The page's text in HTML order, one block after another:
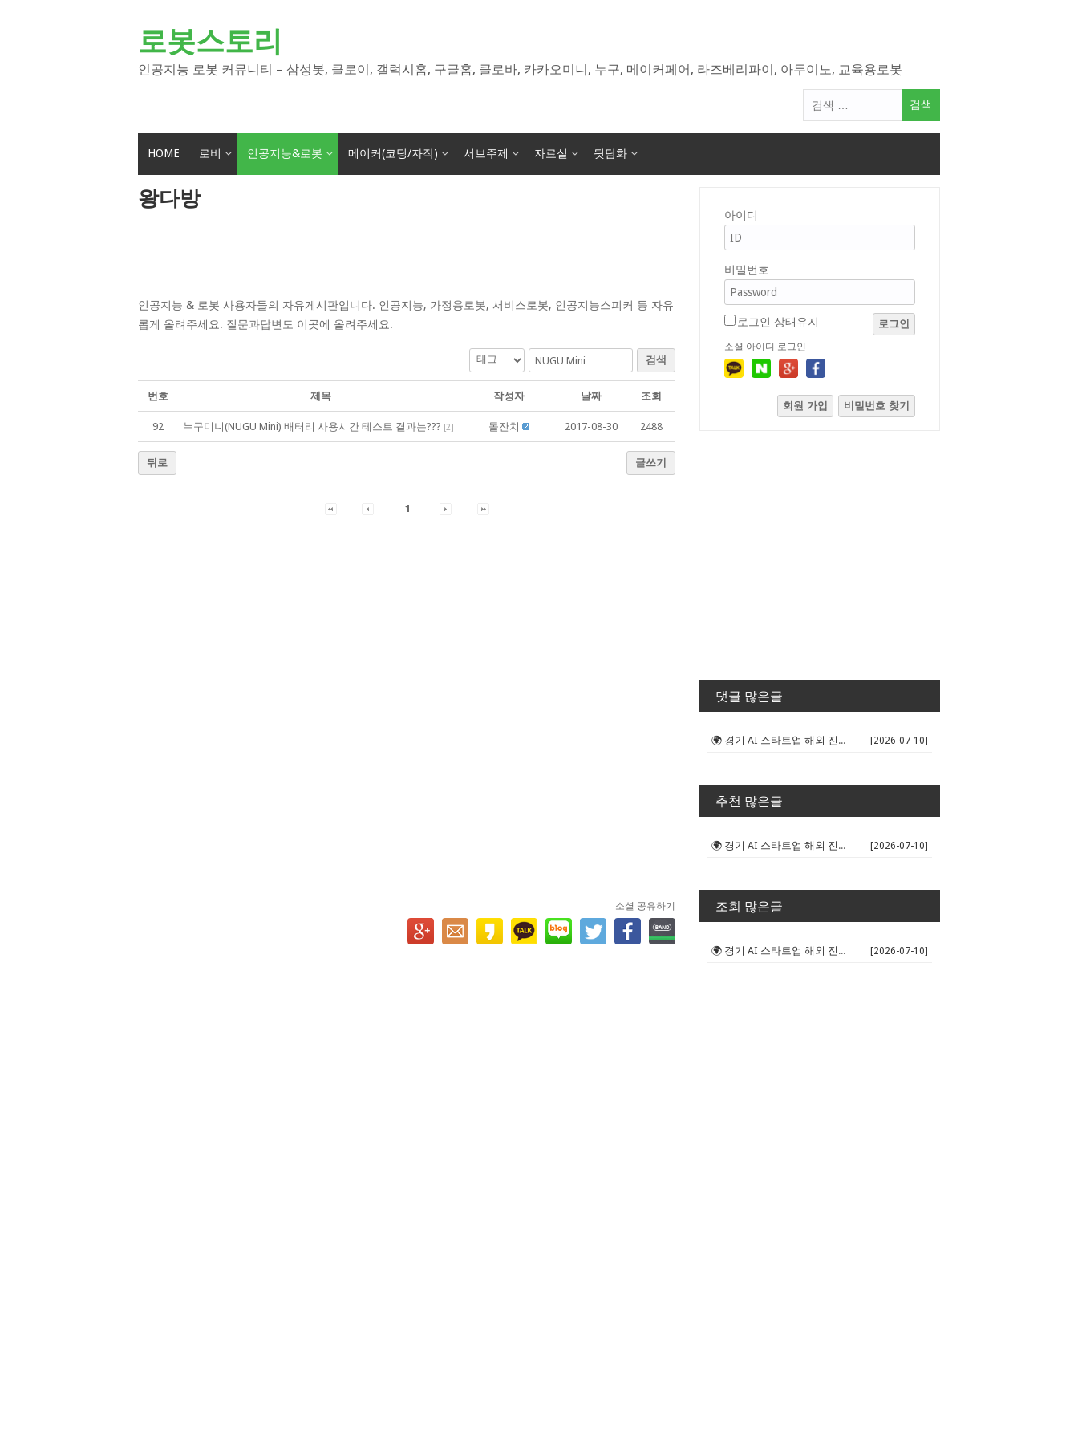
로봇스토리
인공지능 로봇 커뮤니티 – 삼성봇, 클로이, 갤럭시홈, 구글홈, 클로바, 카카오미니, 누구, 메이커페어, 라즈베리파이, 아두이노, 교육용로봇
색
HOME 로비 인공지능&로봇 메이커(코딩/자작) 서브주제 자료실 뒷담화
왕다방
인공지능 & 로봇 사용자들의 자유게시판입니다. 인공지능, 가정용로봇, 서비스로봇, 인공지능스피커 등 자유
롭게 올려주세요. 질문과답변도 이곳에 올려주세요.
검색
번호 제목 작성자 날짜 조회
92 누구미니(NUGU Mini) 배터리 사용시간 테스트 결과는??? [2] 돌잔치 2017-08-30 2488
뒤로 글쓰기
1
소셜 공유하기
아이디
비밀번호
로그인 상태유지 로그인
소셜 아이디 로그인
회원 가입 비밀번호 찾기
댓글 많은글
🌍 경기 AI 스타트업 해외 진출 판... [2026-07-10]
추천 많은글
🌍 경기 AI 스타트업 해외 진출 판... [2026-07-10]
조회 많은글
🌍 경기 AI 스타트업 해외 진출 판... [2026-07-10]